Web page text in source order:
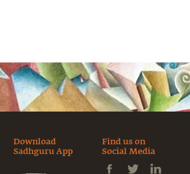
Download
Sadhguru App
Find us on
Social Media